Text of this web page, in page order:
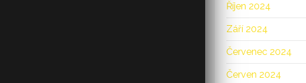
Říjen 2024
Září 2024
Červenec 2024
Červen 2024